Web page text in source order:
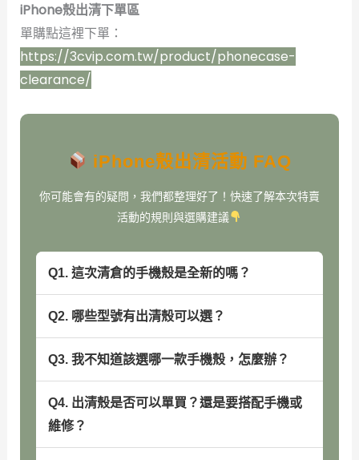
iPhone殼出清下單區
單購點這裡下單：
https://3cvip.com.tw/product/phonecase-
clearance/
iPhone殼出清活動 FAQ
你可能會有的疑問，我們都整理好了！快速了解本次特賣
活動的規則與選購建議
Q1. 這次清倉的手機殼是全新的嗎？
Q2. 哪些型號有出清殼可以選？
Q3. 我不知道該選哪一款手機殼，怎麼辦？
Q4. 出清殼是否可以單買？還是要搭配手機或
維修？